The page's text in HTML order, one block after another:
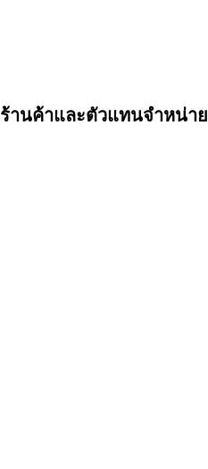
ร้านค้าและตัวแทนจำหน่าย